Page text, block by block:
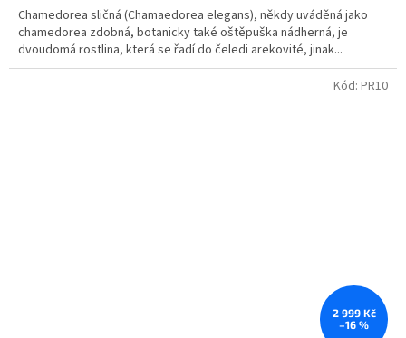
Chamedorea sličná (Chamaedorea elegans), někdy uváděná jako
chamedorea zdobná, botanicky také oštěpuška nádherná, je
dvoudomá rostlina, která se řadí do čeledi arekovité, jinak...
2 999 Kč
–16 %
Kód: PR10